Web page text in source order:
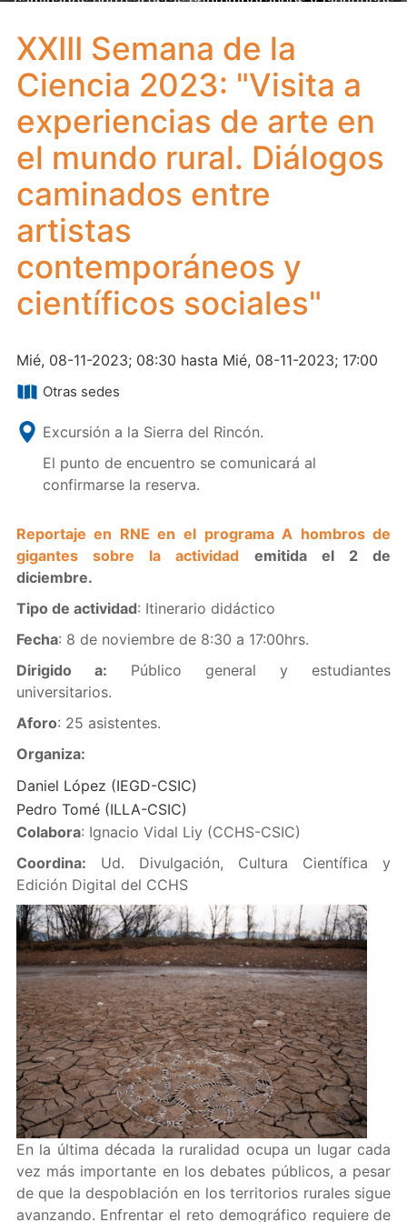
XXIII Semana de la
Ciencia 2023: "Visita a
experiencias de arte en
el mundo rural. Diálogos
caminados entre
artistas
contemporáneos y
científicos sociales"
Mié, 08-11-2023; 08:30 hasta Mié, 08-11-2023; 17:00
Otras sedes
Excursión a la Sierra del Rincón.
El punto de encuentro se comunicará al
confirmarse la reserva.
Reportaje en RNE en el programa A hombros de
gigantes sobre la actividad emitida el 2 de
diciembre.
Tipo de actividad: Itinerario didáctico
Fecha: 8 de noviembre de 8:30 a 17:00hrs.
Dirigido a: Público general y estudiantes
universitarios.
Aforo: 25 asistentes.
Organiza:
Daniel López (IEGD-CSIC)
Pedro Tomé (ILLA-CSIC)
Colabora: Ignacio Vidal Liy (CCHS-CSIC)
Coordina: Ud. Divulgación, Cultura Científica y
Edición Digital del CCHS
En la última década la ruralidad ocupa un lugar cada
vez más importante en los debates públicos, a pesar
de que la despoblación en los territorios rurales sigue
avanzando. Enfrentar el reto demográfico requiere de